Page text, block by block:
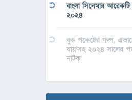
বাংলা সিনেমার আরেকটি
২০২৪
বুক পকেটের গল্প,
যায়’সহ ২০২৪ সালের
নাটক